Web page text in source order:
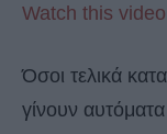
Watch this
Όσοι τελικά
γίνουν